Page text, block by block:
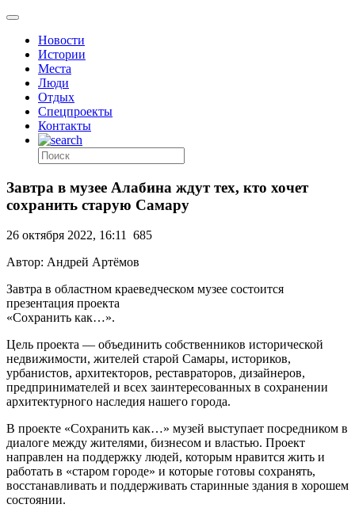
Новости
Истории
Места
Люди
Отдых
Спецпроекты
Контакты
Завтра в музее Алабина ждут тех, кто хочет
сохранить старую Самару
26 октября 2022, 16:11 685
Автор: Андрей Артёмов
Завтра в областном краеведческом музее состоится
презентация проекта
«Сохранить как…».
Цель проекта — объединить собственников исторической
недвижимости, жителей старой Самары, историков,
урбанистов, архитекторов, реставраторов, дизайнеров,
предпринимателей и всех заинтересованных в сохранении
архитектурного наследия нашего города.
В проекте «Сохранить как…» музей выступает посредником в
диалоге между жителями, бизнесом и властью. Проект
направлен на поддержку людей, которым нравится жить и
работать в «старом городе» и которые готовы сохранять,
восстанавливать и поддерживать старинные здания в хорошем
состоянии.